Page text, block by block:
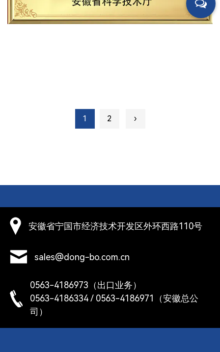
1 2 ›
安徽省宁国市经济技术开发区外环西路110号
sales@dong-bo.com.cn
0563-4186973（出口业务）
0563-4186334 / 0563-4186971（安徽总公
司）